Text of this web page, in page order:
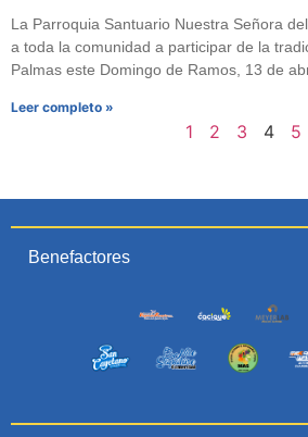
La Parroquia Santuario Nuestra Señora
a toda la comunidad a participar de la
Palmas este Domingo de Ramos, 13 de
Leer completo »
1 2 3 4 5
Benefactores